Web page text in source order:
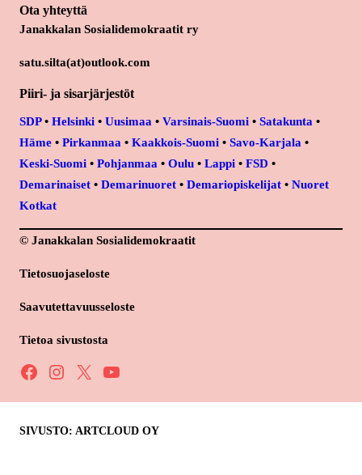
Ota yhteyttä
Janakkalan Sosialidemokraatit ry
satu.silta(at)outlook.com
Piiri- ja sisarjärjestöt
SDP• Helsinki • Uusimaa • Varsinais-Suomi • Satakunta •
Häme • Pirkanmaa • Kaakkois-Suomi • Savo-Karjala •
Keski-Suomi • Pohjanmaa • Oulu • Lappi • FSD •
Demarinaiset • Demarinuoret • Demariopiskelijat • Nuoret
Kotkat
© Janakkalan Sosialidemokraatit
Tietosuojaseloste
Saavutettavuusseloste
Tietoa sivustosta
Facebook Instagram X YouTube
SIVUSTO: ARTCLOUD OY